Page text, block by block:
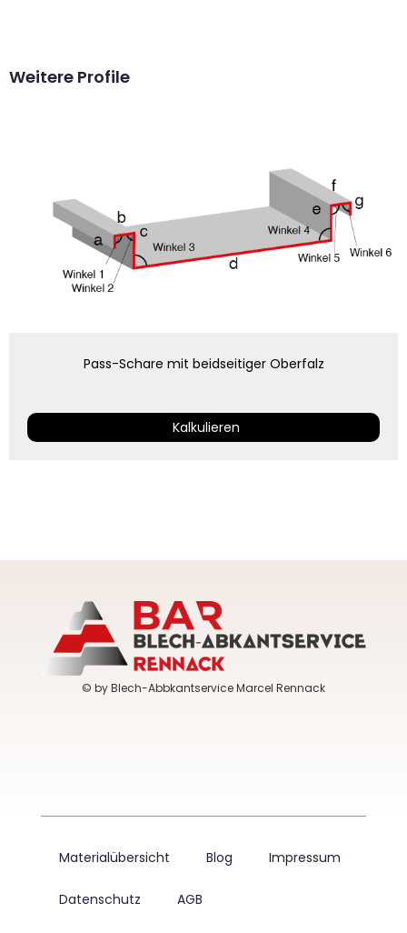
Weitere Profile
Pass-Schare mit beidseitiger Oberfalz
Kalkulieren
© by Blech-Abbkantservice Marcel Rennack
Materialübersicht Blog Impressum
Datenschutz AGB